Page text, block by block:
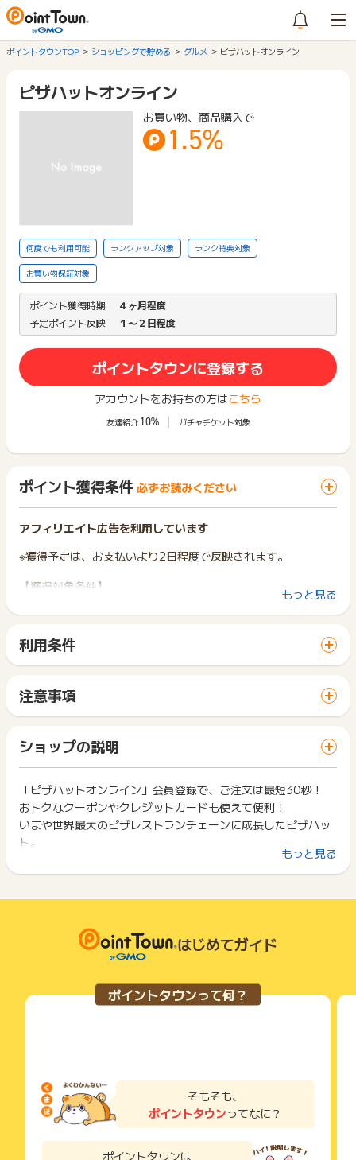
ポイントタウンTOP ショッピングで貯める グルメ ピザハットオンライン
ピザハットオンライン
お買い物、商品購入で
1.5%
何度でも利用可能 ランクアップ対象 ランク特典対象
お買い物保証対象
ポイント獲得時期
４ヶ月程度
予定ポイント反映
１〜２日程度
ポイントタウンに登録する
アカウントをお持ちの方はこちら
友達紹介 10% ガチャチケット対象
ポイント獲得条件 必ずお読みください
アフィリエイト広告を利用しています
※獲得予定は、お支払いより2日程度で反映されます。
【獲得対象条件】
※キャンセル・不備・いたずら・商品受取拒否及び不着、返品の
場合
ポイントタウンのサポート
までお問い合わせください。ポイントについて、広告主に直接
お問い合わせをした場合、ポイント獲得対象外となる場合がご
もっと見る
利用条件
サイトに移動してからお申し込みやお買い物が完了するまでの
間に、同じブラウザ（※）で他のサイトに移動した場合はポイン
ト獲得ができません。
「 ショッピングでポイントGET 」ボタンを押した時とサービ
ス・お買い物利用時で、デバイス・ブラウザが異なる場合はポ
イント獲得ができません。
2回以上同じお買い物・サービスをご利用される場合は、毎回
ポイントタウンに戻り、「 ショッピングでポイントGET 」ボ
タンを押してからご利用ください。
下記の事項に該当する場合、広告主側で対象外とみなし、「獲
い物を複数回ご利用された場合
て一度でも同サービス・お買い物を利用されたことがある場合
ご利用前には、Cookieの削除をおこなっていただくことを推奨
サービス・お買い物利用時にお電話など2つ以上の申し込み方
法がある場合、必ずサイト上のWEBフォームからお申し込みく
了などのメールは、ポイント獲得するまで必ず保管してくださ
獲得待ち・獲得失敗の状態でお問い合わせされる際に、該当の
メールを送っていただく場合がございます。
そのため、紛失・破棄された場合は対応いたしかねますので、
注意事項
一部のサービスにつきましては、1商品につき10円単位の金額
は切り捨てとなります。
ポイント獲得が1ポイント未満のものは切り捨てとなり、ポイ
ント履歴には記載されません。
原則として広告主側のポイント等を利用して支払われた金額分
につきましては、ポイントタウンのポイント獲得の対象には含
まれません。
広告主が運営しているサービスの都合もしくは会員様の都合で
商品の交換や一部でもキャンセルされた場合、ポイントが無効
になる可能性もございます。
条件を達成しているかどうかは各広告主ではなく、代理店が行
っているため、広告主はポイントに関する詳細を把握しており
そのため、ポイントタウンのポイントに関するお問い合わせを
広告主様に直接行わないようお願いいたします。
※キャンセル・不備・いたずら・商品受取拒否及び不着、返品の
場合はポイント獲得対象外です。
ショップの説明
「ピザハットオンライン」会員登録で、ご注文は最短30秒！
おトクなクーポンやクレジットカードも使えて便利！
いまや世界最大のピザレストランチェーンに成長したピザハッ
ト。
こだわりのおいしさとおもてなしの心で焼きたてのピザをお届
します。
もっと見る
はじめてガイド
ポイントタウンって何？
そもそも、
ポイントタウンってなに？
ポイントタウンは